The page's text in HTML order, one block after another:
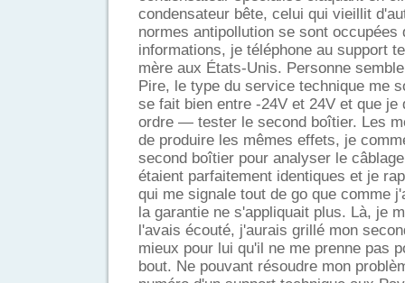
condensateur bête, celui qui vieillit
normes antipollution se sont occupées
informations, je téléphone au support
mère aux États-Unis. Personne
Pire, le type du service technique me
se fait bien entre -24V et 24V et que
ordre — tester le second boîtier. Les
de produire les mêmes effets, je
second boîtier pour analyser le
étaient parfaitement identiques et je
qui me signale tout de go que comme
la garantie ne s'appliquait plus. Là, je
l'avais écouté, j'aurais grillé mon
mieux pour lui qu'il ne me prenne pas
bout. Ne pouvant résoudre mon